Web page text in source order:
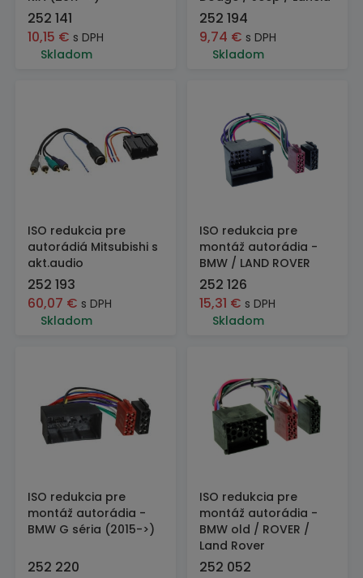
252 141
10,15 € s DPH
Skladom
252 194
9,74 € s DPH
Skladom
ISO redukcia pre
autorádiá Mitsubishi s
akt.audio
252 193
60,07 € s DPH
Skladom
ISO redukcia pre
montáž autorádia -
BMW / LAND ROVER
252 126
15,31 € s DPH
Skladom
ISO redukcia pre
montáž autorádia -
BMW G séria (2015->)
252 220
ISO redukcia pre
montáž autorádia -
BMW old / ROVER /
Land Rover
252 052